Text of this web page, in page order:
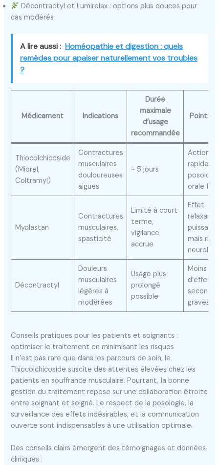
Décontractyl et Lumirelax : options plus douces pour
cas modérés
A lire aussi : Homéopathie et digestion : quels
remèdes pour apaiser naturellement vos troubles
?
Médicament Indications
Durée
maximale
d’usage
recommandée
Points
Thiocolchicoside
(Miorel,
Coltramyl)
Contractures
musculaires
douloureuses
aiguës
~ 5 jours
Action
rapide,
orale
Myolastan
Contractures
musculaires,
spasticité
Limité à court
terme,
vigilance
accrue
Effet
relaxant
puissant,
mais
Décontractyl
Douleurs
musculaires
légères à
modérées
Usage plus
prolongé
possible
Moins
d’effets
graves
Conseils pratiques pour les patients et soignants :
optimiser le traitement en minimisant les risques
Il n’est pas rare que dans les parcours de soin, le
Thiocolchicoside suscite des attentes élevées chez les
patients en souffrance musculaire. Pourtant, la bonne
gestion du traitement repose sur une collaboration étroite
entre soignant et soigné. Le respect de la posologie, la
surveillance des effets indésirables, et la communication
ouverte sont indispensables à une utilisation optimale.
Des conseils clairs émergent des témoignages et données
cliniques :